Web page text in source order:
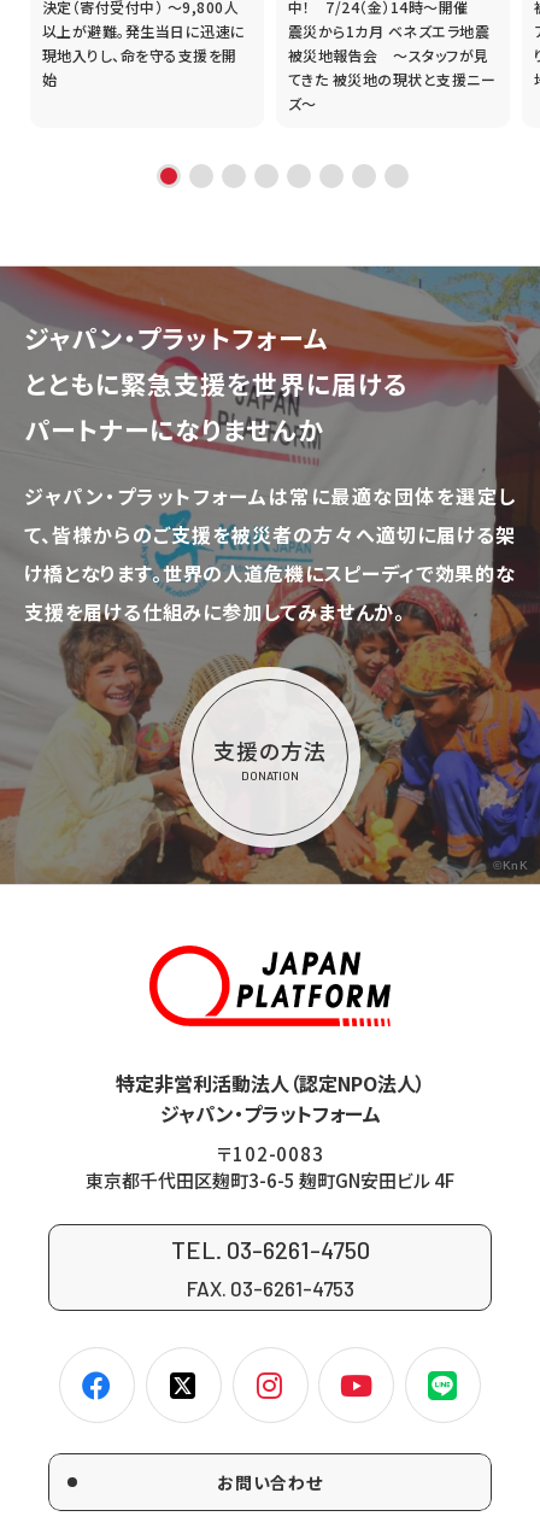
決定（寄付受付中） ～9,800人
以上が避難。発生当日に迅速に
現地入りし、命を守る支援を開
始
中！ 7/24（金）14時～開催
震災から1カ月 ベネズエラ地震
被災地報告会 ～スタッフが見
てきた 被災地の現状と支援ニー
ズ～
ジャパン・プラットフォーム
とともに緊急支援を世界に届ける
パートナーになりませんか
ジャパン・プラットフォームは常に最適な団体を選定し
て、皆様からのご支援を被災者の方々へ適切に届ける架
け橋となります。世界の人道危機にスピーディで効果的な
支援を届ける仕組みに参加してみませんか。
支援の方法
DONATION
©KnK
特定非営利活動法人（認定NPO法人）
ジャパン・プラットフォーム
〒102-0083
東京都千代田区麹町3-6-5 麹町GN安田ビル 4F
TEL. 03-6261-4750
FAX. 03-6261-4753
お問い合わせ